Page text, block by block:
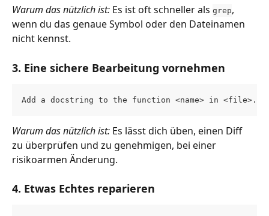
Warum das nützlich ist: Es ist oft schneller als grep,
wenn du das genaue Symbol oder den Dateinamen
nicht kennst.
3. Eine sichere Bearbeitung vornehmen
Add a docstring to the function <name> in <file>.
Warum das nützlich ist: Es lässt dich üben, einen Diff
zu überprüfen und zu genehmigen, bei einer
risikoarmen Änderung.
4. Etwas Echtes reparieren